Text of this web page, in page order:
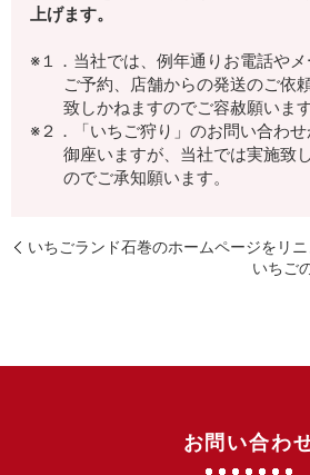
上げます。
※１．当社では、例年通りお電話や
ご予約、店舗からの発送のご依
致しかねますのでご容赦願います
※２．「いちご狩り」のお問い合わ
御座いますが、当社では実施致
のでご承知願います。
いちごランド石巻のホームページをリニ
いちご
お問い合わ